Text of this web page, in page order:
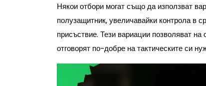
Някои отбори могат също да използват
полузащитник, увеличавайки контрола в
присъствие. Тези вариации позволяват
отговорят по-добре на тактическите си